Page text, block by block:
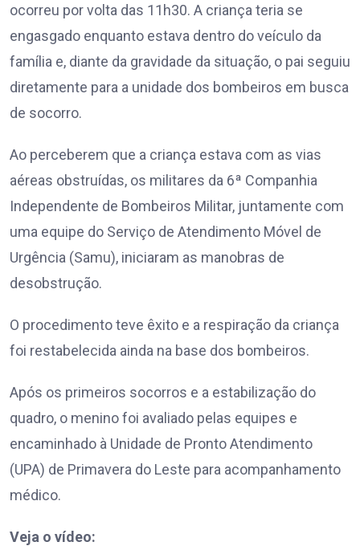
ocorreu por volta das 11h30. A criança teria se
engasgado enquanto estava dentro do veículo da
família e, diante da gravidade da situação, o pai seguiu
diretamente para a unidade dos bombeiros em busca
de socorro.
Ao perceberem que a criança estava com as vias
aéreas obstruídas, os militares da 6ª Companhia
Independente de Bombeiros Militar, juntamente com
uma equipe do Serviço de Atendimento Móvel de
Urgência (Samu), iniciaram as manobras de
desobstrução.
O procedimento teve êxito e a respiração da criança
foi restabelecida ainda na base dos bombeiros.
Após os primeiros socorros e a estabilização do
quadro, o menino foi avaliado pelas equipes e
encaminhado à Unidade de Pronto Atendimento
(UPA) de Primavera do Leste para acompanhamento
médico.
Veja o vídeo: